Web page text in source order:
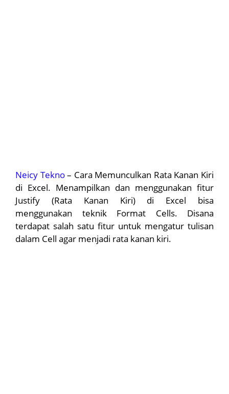
Neicy Tekno– Cara Memunculkan Rata Kanan Kiri
di Excel. Menampilkan dan menggunakan fitur
Justify (Rata Kanan Kiri) di Excel bisa
menggunakan teknik Format Cells. Disana
terdapat salah satu fitur untuk mengatur tulisan
dalam Cell agar menjadi rata kanan kiri.